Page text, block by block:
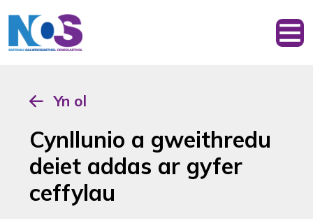
Yn ol
Cynllunio a gweithredu
deiet addas ar gyfer
ceffylau